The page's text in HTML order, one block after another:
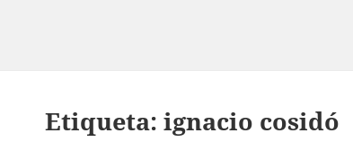
Etiqueta:ignacio cosidó